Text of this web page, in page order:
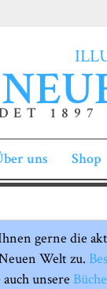
1897
uns Shop
gerne die
Welt zu.
unsere